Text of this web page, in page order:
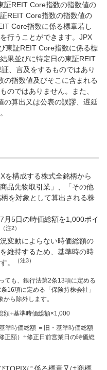
証REIT Core指数の指数値の
REIT Core指数の指数値の
Core指数に係る標章若し
行うことができます。JPX
東証REIT Core指数に係る標
果並びに特定日の東証REIT
、言及をするものではあり
の指数値及びそこに含まれる
のではありません。また、
の算出又は公表の誤謬、遅延
構成する株式全銘柄から
品先物取引業」、「その他
を対象として算出される株
5日の時価総額を1,000ポイ
（注2）
変動によらない時価総額の
維持するため、基準時の時
。
（注3）
ても、銀行法第2条13項に定める
16項に定める「保険持株会社」
ら除外します。
額÷基準時価総額×1,000
準時価総額 ＝旧・基準時価総額
正額）÷修正日前営業日の時価総